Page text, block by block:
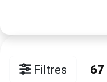
Filtres 67